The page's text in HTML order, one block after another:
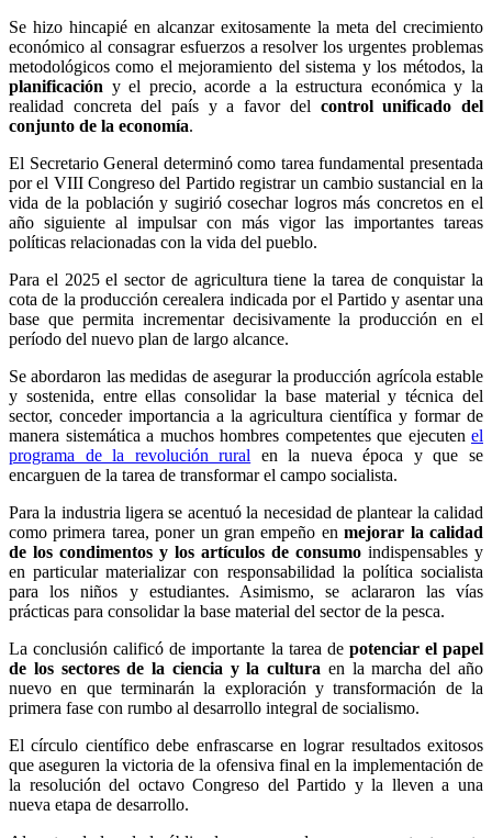
Se hizo hincapié en alcanzar exitosamente la meta del crecimiento
económico al consagrar esfuerzos a resolver los urgentes problemas
metodológicos como el mejoramiento del sistema y los métodos, la
planificación y el precio, acorde a la estructura económica y la
realidad concreta del país y a favor del control unificado del
conjunto de la economía.
El Secretario General determinó como tarea fundamental presentada
por el VIII Congreso del Partido registrar un cambio sustancial en la
vida de la población y sugirió cosechar logros más concretos en el
año siguiente al impulsar con más vigor las importantes tareas
políticas relacionadas con la vida del pueblo.
Para el 2025 el sector de agricultura tiene la tarea de conquistar la
cota de la producción cerealera indicada por el Partido y asentar una
base que permita incrementar decisivamente la producción en el
período del nuevo plan de largo alcance.
Se abordaron las medidas de asegurar la producción agrícola estable
y sostenida, entre ellas consolidar la base material y técnica del
sector, conceder importancia a la agricultura científica y formar de
manera sistemática a muchos hombres competentes que ejecuten el
programa de la revolución rural en la nueva época y que se
encarguen de la tarea de transformar el campo socialista.
Para la industria ligera se acentuó la necesidad de plantear la calidad
como primera tarea, poner un gran empeño enmejorar la calidad
de los condimentos y los artículos de consumo indispensables y
en particular materializar con responsabilidad la política socialista
para los niños y estudiantes. Asimismo, se aclararon las vías
prácticas para consolidar la base material del sector de la pesca.
La conclusión calificó de importante la tarea de potenciar el papel
de los sectores de la ciencia y la cultura en la marcha del año
nuevo en que terminarán la exploración y transformación de la
primera fase con rumbo al desarrollo integral de socialismo.
El círculo científico debe enfrascarse en lograr resultados exitosos
que aseguren la victoria de la ofensiva final en la implementación de
la resolución del octavo Congreso del Partido y la lleven a una
nueva etapa de desarrollo.